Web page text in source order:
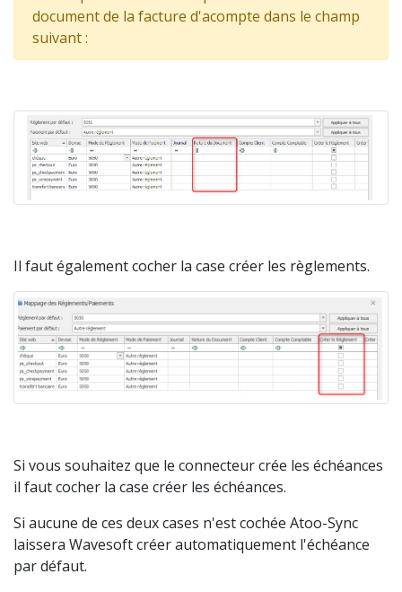
document de la facture d'acompte dans le champ
suivant :
Il faut également cocher la case créer les règlements.
Si vous souhaitez que le connecteur crée les échéances
il faut cocher la case créer les échéances.
Si aucune de ces deux cases n'est cochée Atoo-Sync
laissera Wavesoft créer automatiquement l'échéance
par défaut.